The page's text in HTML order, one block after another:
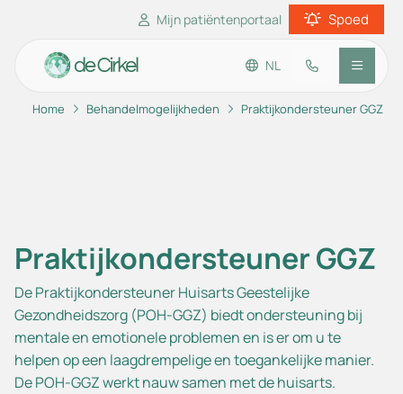
Mijn patiëntenportaal Spoed
Ga naar de hoofdinhoud
Ga naar de footer
Ga naar de toegankelijkheidsinstellingen
NL
Home Behandelmogelijkheden Praktijkondersteuner GGZ
Praktijkondersteuner GGZ
De Praktijkondersteuner Huisarts Geestelijke
Gezondheidszorg (POH-GGZ) biedt ondersteuning bij
mentale en emotionele problemen en is er om u te
helpen op een laagdrempelige en toegankelijke manier.
De POH-GGZ werkt nauw samen met de huisarts.